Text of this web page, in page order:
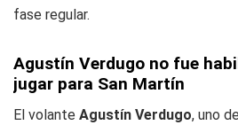
fase regular.
Agustín Verdugo no fue
jugar para San Martín
El volante Agustín Verdugo, uno